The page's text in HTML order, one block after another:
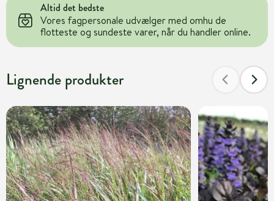
Altid det bedste
Vores fagpersonale udvælger med omhu de
flotteste og sundeste varer, når du handler online.
Lignende produkter